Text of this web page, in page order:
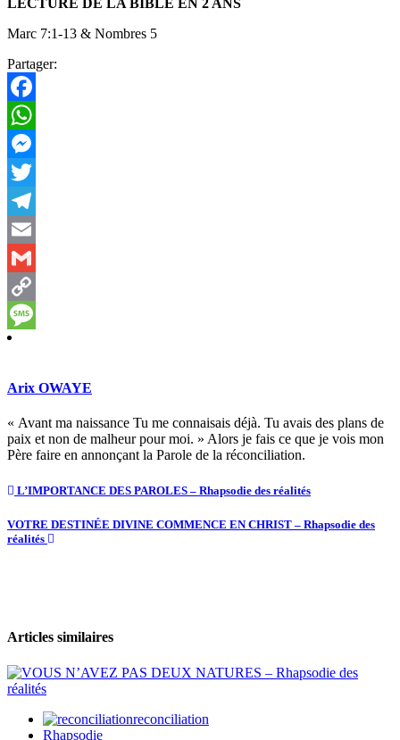
LECTURE DE LA BIBLE EN 2 ANS
Marc 7:1-13 & Nombres 5
Partager:
Facebook
WhatsApp
Messenger
Twitter
Telegram
Email
Gmail
Copy
Link
Message
Arix OWAYE
« Avant ma naissance Tu me connaisais déjà. Tu avais des plans de
paix et non de malheur pour moi. » Alors je fais ce que je vois mon
Père faire en annonçant la Parole de la réconciliation.
L’IMPORTANCE DES PAROLES – Rhapsodie des réalités
VOTRE DESTINÉE DIVINE COMMENCE EN CHRIST – Rhapsodie des
réalités
Articles similaires
reconciliation
Rhapsodie